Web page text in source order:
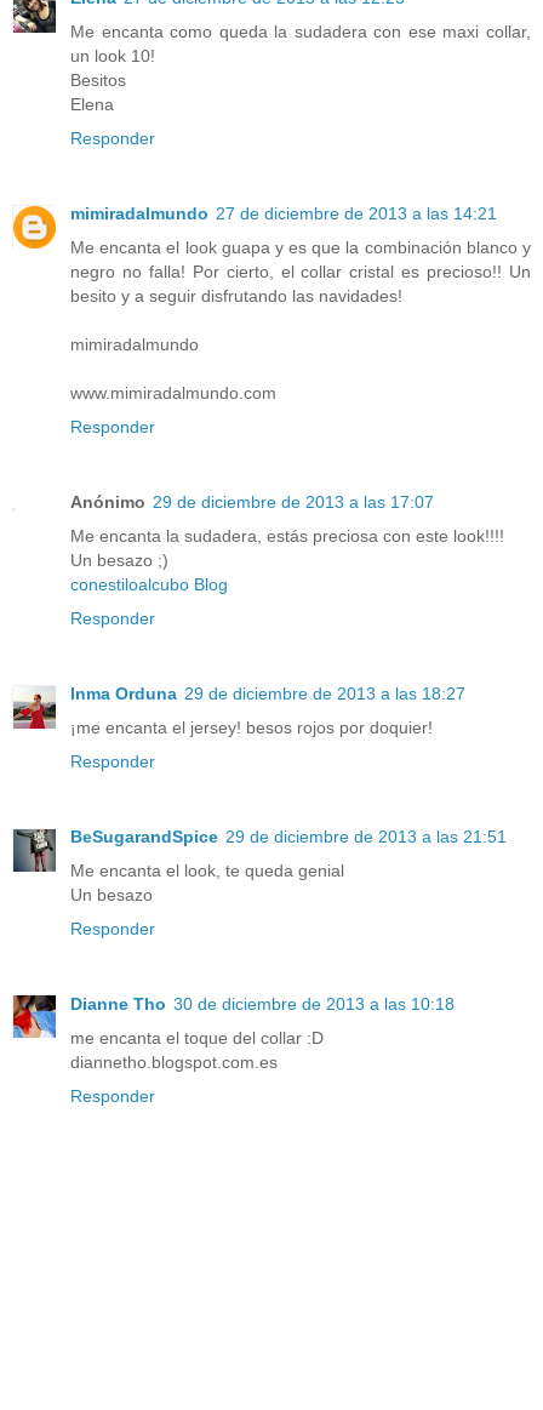
Me encanta como queda la sudadera con ese maxi collar,
un look 10!
Besitos
Elena
Responder
mimiradalmundo 27 de diciembre de 2013 a las 14:21
Me encanta el look guapa y es que la combinación blanco y
negro no falla! Por cierto, el collar cristal es precioso!! Un
besito y a seguir disfrutando las navidades!
mimiradalmundo
www.mimiradalmundo.com
Responder
Anónimo 29 de diciembre de 2013 a las 17:07
Me encanta la sudadera, estás preciosa con este look!!!!
Un besazo ;)
conestiloalcubo Blog
Responder
Inma Orduna 29 de diciembre de 2013 a las 18:27
¡me encanta el jersey! besos rojos por doquier!
Responder
BeSugarandSpice 29 de diciembre de 2013 a las 21:51
Me encanta el look, te queda genial
Un besazo
Responder
Dianne Tho 30 de diciembre de 2013 a las 10:18
me encanta el toque del collar :D
diannetho.blogspot.com.es
Responder